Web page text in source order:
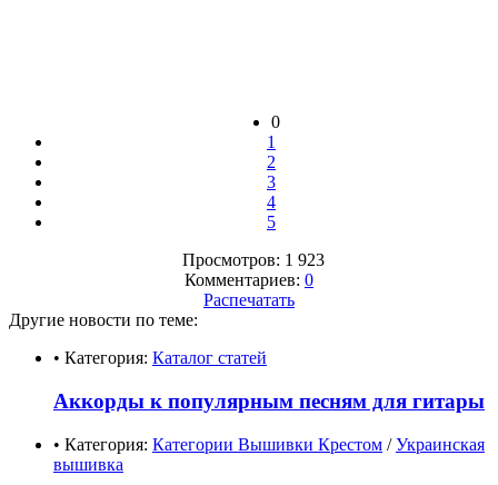
0
1
2
3
4
5
Просмотров: 1 923
Комментариев: 0
Распечатать
Другие новости по теме:
• Категория: Каталог статей
Аккорды к популярным песням для гитары
• Категория: Категории Вышивки Крестом /Украинская
вышивка